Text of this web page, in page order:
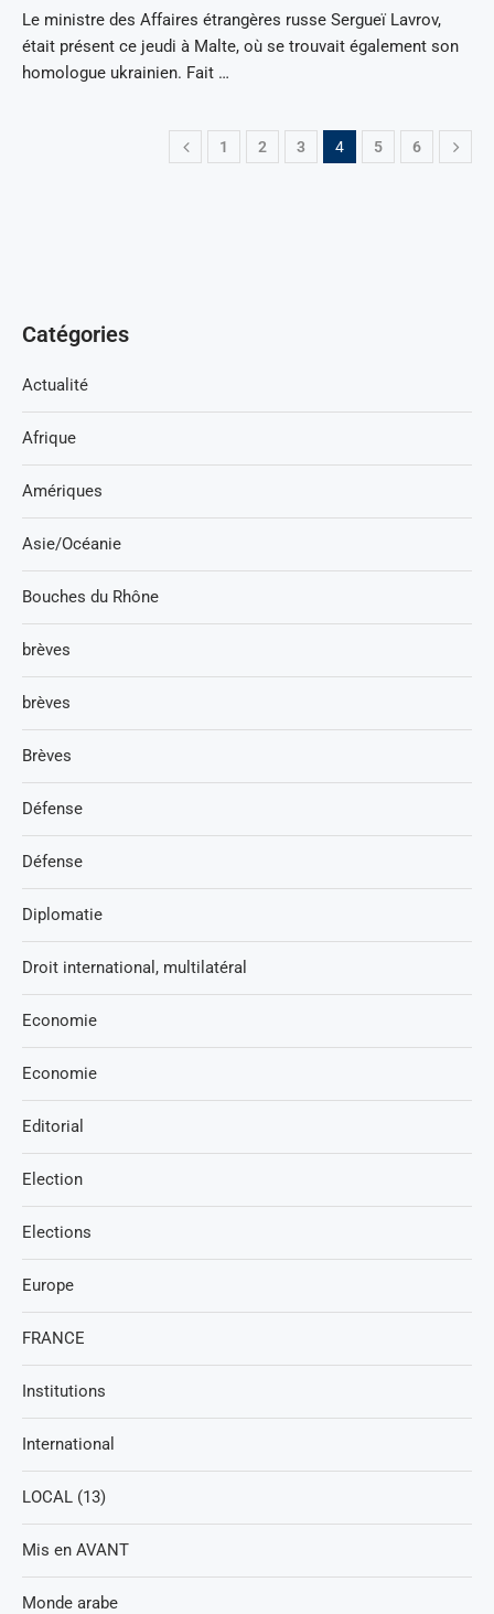
Le ministre des Affaires étrangères russe Sergueï Lavrov,
était présent ce jeudi à Malte, où se trouvait également son
homologue ukrainien. Fait …
1 2 3 4 5 6
Catégories
Actualité
Afrique
Amériques
Asie/Océanie
Bouches du Rhône
brèves
brèves
Brèves
Défense
Défense
Diplomatie
Droit international, multilatéral
Economie
Economie
Editorial
Election
Elections
Europe
FRANCE
Institutions
International
LOCAL (13)
Mis en AVANT
Monde arabe